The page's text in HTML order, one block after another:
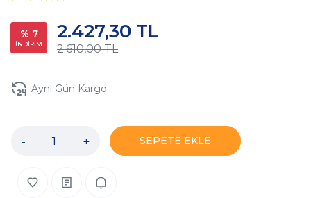
% 7
İNDİRİM 2.610,00 TL
2.427,30 TL
Aynı Gün Kargo
- + SEPETE EKLE